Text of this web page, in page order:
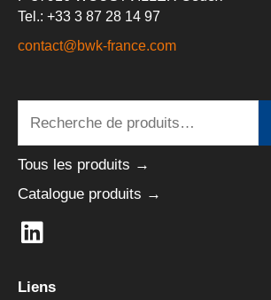
Tel.: +33 3 87 28 14 97
contact@bwk-france.com
pour :
Tous les produits →
Catalogue produits →
L
i
Liens